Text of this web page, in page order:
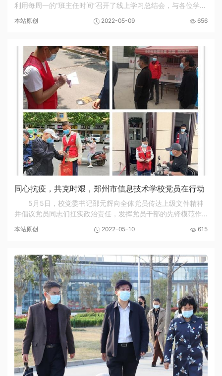
利用每周一的“班主任时间”召开了线上学习总结会，与各位学生
本站原创 2022-05-09 656
同心抗疫，共克时艰，郑州市信息技术学校党员在行动
5月5日，校党委书记邵元辉向全体党员传达上级文件精神
并倡议党员同志们扛实政治责任，发挥党员干部的先锋模范作
在校党委领导下，积极响应“向居住地所属社区...
本站原创 2022-05-10 615